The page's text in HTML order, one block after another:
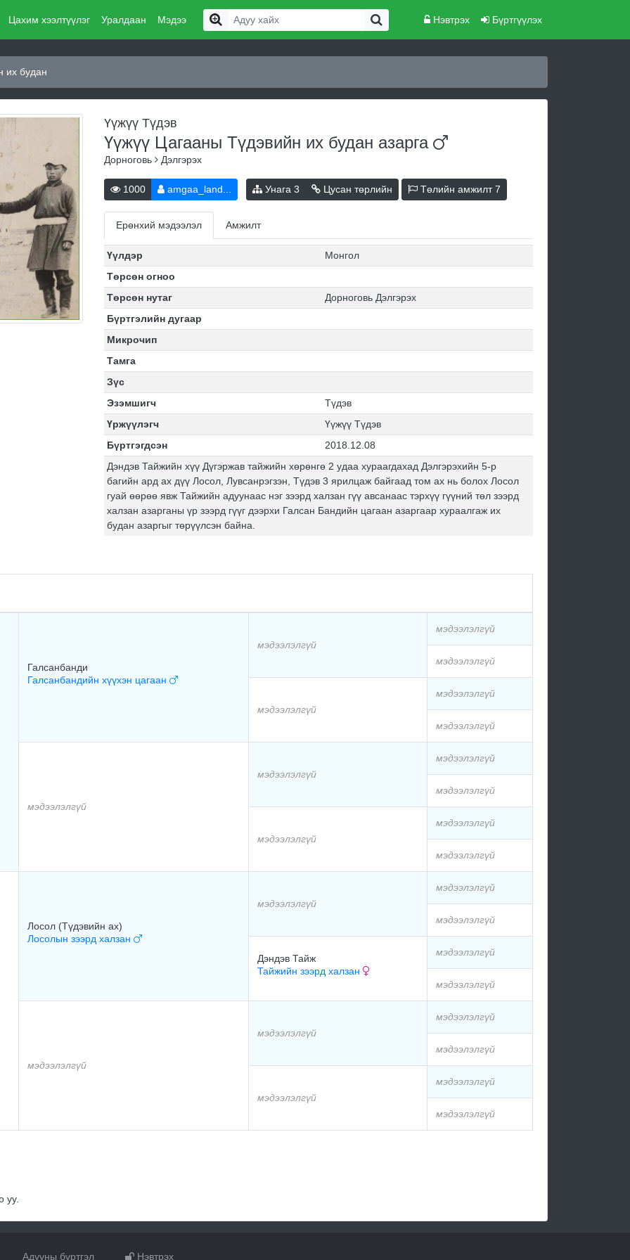
Цахим хээлтүүлэг Уралдаан Мэдээ Нэвтрэх Бүртгүүлэх
их будан
Үүжүү Түдэв
Үүжүү Цагааны Түдэвийн их будан азарга
Дорноговь Дэлгэрэх
1000 amgaa_land... Унага 3 Цусан төрлийн Төлийн амжилт7
Ерөнхий мэдээлэл Амжилт
Үүлдэр
Монгол
Төрсөн огноо
Төрсөн нутаг
Дорноговь Дэлгэрэх
Бүртгэлийн дугаар
Микрочип
Тамга
Зүс
Эзэмшигч
Түдэв
Үржүүлэгч
Үүжүү Түдэв
Бүртгэгдсэн
2018.12.08
Дэндэв Тайжийн хүү Дүгэржав тайжийн хөрөнгө 2 удаа хураагдахад Дэлгэрэхийн 5-р
багийн ард ах дүү Лосол, Лувсанрэгзэн, Түдэв 3 ярилцаж байгаад том ах нь болох Лосол
гуай өөрөө явж Тайжийн адуунаас нэг зээрд халзан гүү авсанаас тэрхүү гүүний төл зээрд
халзан азарганы үр зээрд гүүг дээрхи Галсан Бандийн цагаан азаргаар хураалгаж их
будан азаргыг төрүүлсэн байна.
Галсанбанди
Галсанбандийн хүүхэн цагаан
мэдээлэлгүй
мэдээлэлгүй
мэдээлэлгүй
мэдээлэлгүй
мэдээлэлгүй
мэдээлэлгүй
мэдээлэлгүй
мэдээлэлгүй
мэдээлэлгүй
мэдээлэлгүй
мэдээлэлгүй
мэдээлэлгүй
мэдээлэлгүй
Лосол (Түдэвийн ах)
Лосолын зээрд халзан
мэдээлэлгүй
мэдээлэлгүй
мэдээлэлгүй
Дэндэв Тайж
Тайжийн зээрд халзан
мэдээлэлгүй
мэдээлэлгүй
мэдээлэлгүй
мэдээлэлгүй
мэдээлэлгүй
мэдээлэлгүй
мэдээлэлгүй
мэдээлэлгүй
мэдээлэлгүй
уу.
Адууны бүртгэл Нэвтрэх